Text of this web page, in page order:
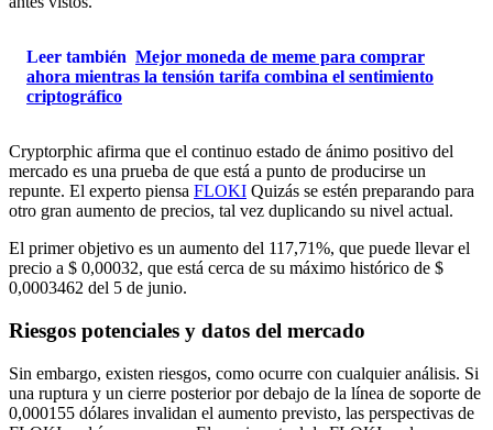
Leer también Mejor moneda de meme para comprar
ahora mientras la tensión tarifa combina el sentimiento
criptográfico
Cryptorphic afirma que el continuo estado de ánimo positivo del
mercado es una prueba de que está a punto de producirse un
repunte. El experto piensa FLOKI Quizás se estén preparando para
otro gran aumento de precios, tal vez duplicando su nivel actual.
El primer objetivo es un aumento del 117,71%, que puede llevar el
precio a $ 0,00032, que está cerca de su máximo histórico de $
0,0003462 del 5 de junio.
Riesgos potenciales y datos del mercado
Sin embargo, existen riesgos, como ocurre con cualquier análisis. Si
una ruptura y un cierre posterior por debajo de la línea de soporte de
0,000155 dólares invalidan el aumento previsto, las perspectivas de